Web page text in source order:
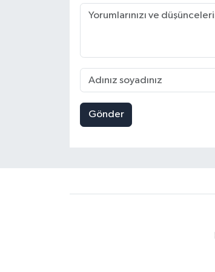
Gönder